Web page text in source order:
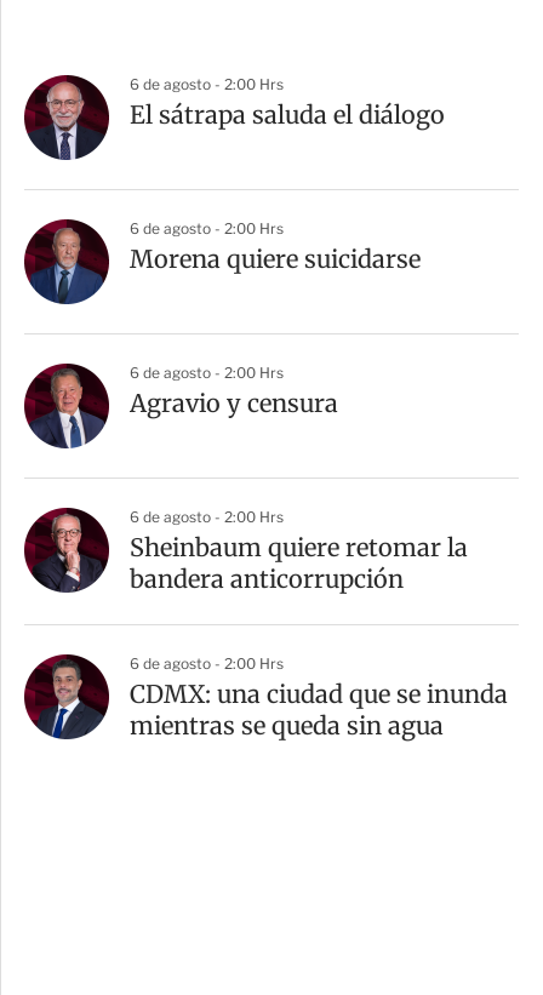
6 de agosto - 2:00 Hrs
El sátrapa saluda el diálogo
6 de agosto - 2:00 Hrs
Morena quiere suicidarse
6 de agosto - 2:00 Hrs
Agravio y censura
6 de agosto - 2:00 Hrs
Sheinbaum quiere retomar la
bandera anticorrupción
6 de agosto - 2:00 Hrs
CDMX: una ciudad que se inunda
mientras se queda sin agua